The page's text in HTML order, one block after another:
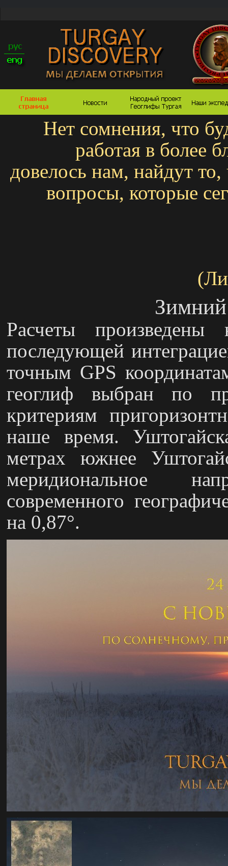
Нет сомнения, что
работая в более
довелось нам, найдут
вопросы, которые
Зимний
Расчеты
последующей
точным GPS
геоглиф выбран по
критериям
наше время.
метрах южнее
меридиональное
современного
на 0,87°.